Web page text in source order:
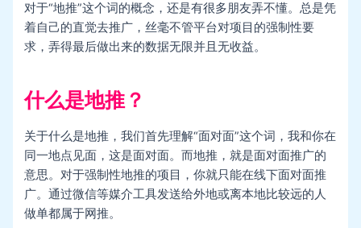
对于“地推”这个词的概念，还是有很多朋友弄不懂。总是凭
着自己的直觉去推广，丝毫不管平台对项目的强制性要
求，弄得最后做出来的数据无限并且无收益。
什么是地推？
关于什么是地推，我们首先理解“面对面”这个词，我和你在
同一地点见面，这是面对面。而地推，就是面对面推广的
意思。对于强制性地推的项目，你就只能在线下面对面推
广。通过微信等媒介工具发送给外地或离本地比较远的人
做单都属于网推。